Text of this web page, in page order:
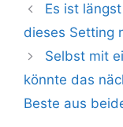
Es ist
dieses Setting
Selbst mit
könnte das
Beste aus